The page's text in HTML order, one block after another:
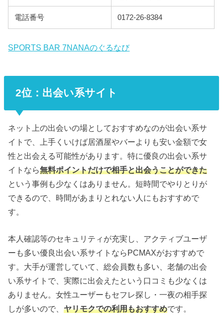
電話番号 0172-26-8384
SPORTS BAR 7NANAのぐるなび
2位：出会い系サイト
ネット上の出会いの場としておすすめなのが出会い系サ
イトで、上手くいけば居酒屋やバーよりも安い金額で女
性と出会える可能性があります。特に優良の出会い系サ
イトなら無料ポイントだけで相手と出会うことができた
という事例も少なくはありません。短時間でやりとりが
できるので、時間があまりとれない人にもおすすめで
す。
本人確認等のセキュリティが充実し、アクティブユーザ
ーも多い優良出会い系サイトならPCMAXがおすすめで
す。大手が運営していて、総会員数も多い、老舗の出会
い系サイトで、実際に出会えたという口コミも少なくは
ありません。女性ユーザーもセフレ探し・一夜の相手探
しが多いので、ヤリモクでの利用もおすすめです。